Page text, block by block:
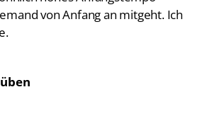
von Anfang an mitgeht. Ich